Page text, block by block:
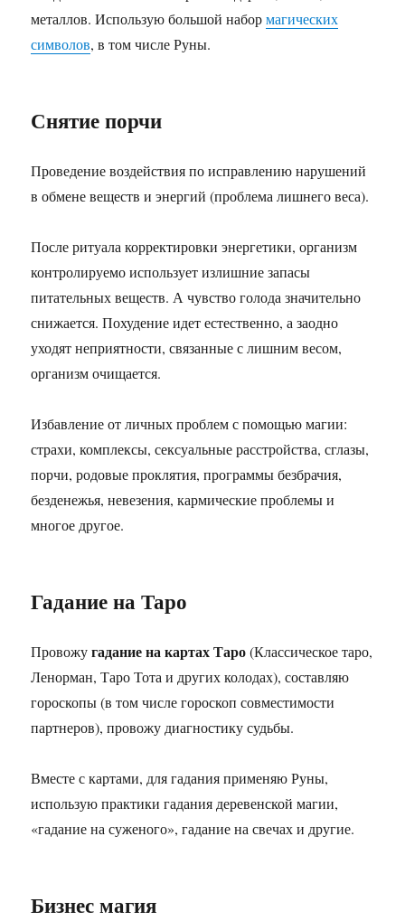
металлов. Использую большой набормагических
символов, в том числе Руны.
Снятие порчи
Проведение воздействия по исправлению нарушений
в обмене веществ и энергий (проблема лишнего веса).
После ритуала корректировки энергетики, организм
контролируемо использует излишние запасы
питательных веществ. А чувство голода значительно
снижается. Похудение идет естественно, а заодно
уходят неприятности, связанные с лишним весом,
организм очищается.
Избавление от личных проблем с помощью магии:
страхи, комплексы, сексуальные расстройства, сглазы,
порчи, родовые проклятия, программы безбрачия,
безденежья, невезения, кармические проблемы и
многое другое.
Гадание на Таро
Провожугадание на картах Таро(Классическое таро,
Ленорман, Таро Тота и других колодах), составляю
гороскопы (в том числе гороскоп совместимости
партнеров), провожу диагностику судьбы.
Вместе с картами, для гадания применяю Руны,
использую практики гадания деревенской магии,
«гадание на суженого», гадание на свечах и другие.
Бизнес магия